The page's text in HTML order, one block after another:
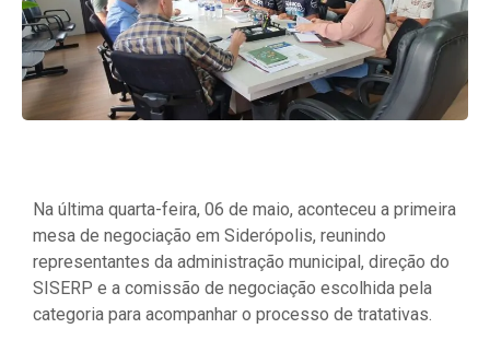
Na última quarta-feira, 06 de maio, aconteceu a primeira
mesa de negociação em Siderópolis, reunindo
representantes da administração municipal, direção do
SISERP e a comissão de negociação escolhida pela
categoria para acompanhar o processo de tratativas.